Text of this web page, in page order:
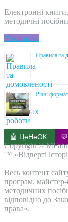
Електронні
методичні
У магазин
Правила та
Різні
🤖 ЦеНеОК
Copyright ©
™ «Відверті
Весь контент
програм, майстер-
методичних
відповідно до
права».